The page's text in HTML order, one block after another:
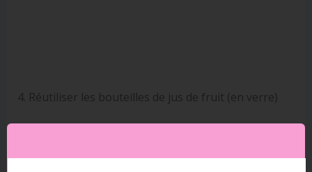
4. Réutiliser les bouteilles de jus de fruit (en verre)